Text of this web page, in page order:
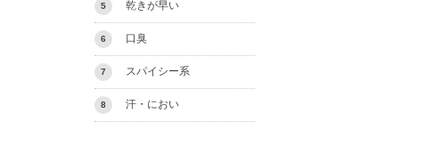
5 乾きが早い
6 口臭
7 スパイシー系
8 汗・におい